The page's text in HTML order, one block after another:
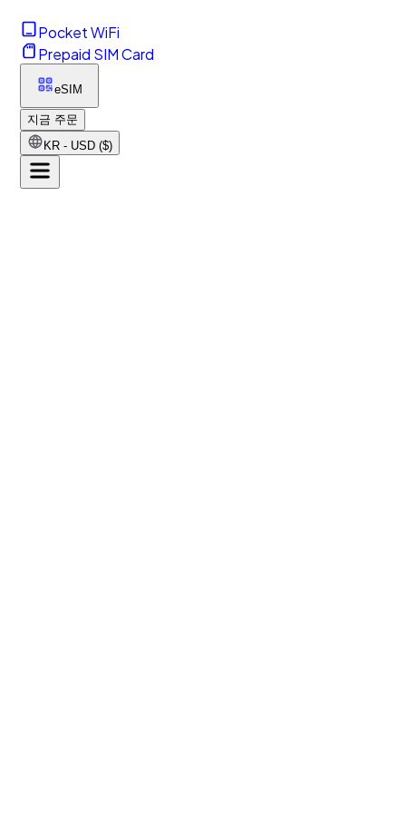
Pocket WiFi
Prepaid SIM Card
eSIM
지금 주문
KR - USD ($)